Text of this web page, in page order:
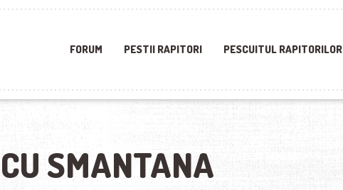
FORUM PESTII RAPITORI PESCUITUL RAPITORILOR
SMANTANA